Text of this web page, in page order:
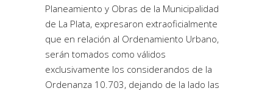
Planeamiento y Obras de la Municipalidad
de La Plata, expresaron extraoficialmente
que en relación al Ordenamiento Urbano,
serán tomados como válidos
exclusivamente los considerandos de la
Ordenanza 10.703, dejando de la lado las